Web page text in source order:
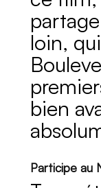
loin,
bien
Participe au